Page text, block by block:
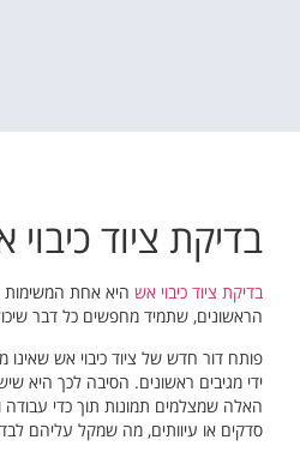
בדיקת ציוד כיבוי
בדיקת ציוד כיבוי אש היא אחת המשימות
הראשונים, שתמיד מחפשים כל דבר
פותח דור חדש של ציוד כיבוי אש שאינו
ידי מגיבים ראשונים. הסיבה לכך היא
האלה שמצלמים תמונות תוך כדי עבודה
סדקים או עיוותים, מה שמקל עליהם